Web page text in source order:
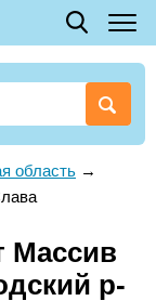
область →
Массив
р-